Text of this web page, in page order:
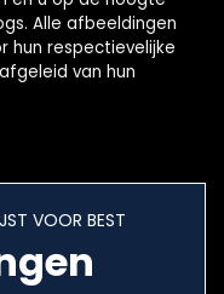
Alle afbeeldingen
hun respectievelijke
van hun
VOOR BEST